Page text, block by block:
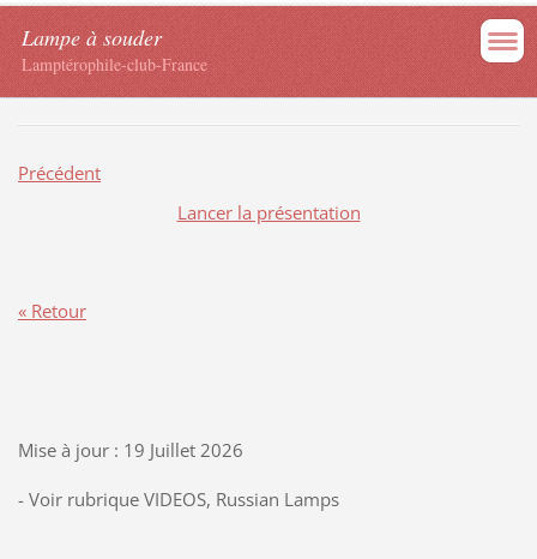
Lampe à souder
Lamptérophile-club-France
Précédent
Lancer la présentation
« Retour
Mise à jour : 19 Juillet 2026
- Voir rubrique VIDEOS, Russian Lamps